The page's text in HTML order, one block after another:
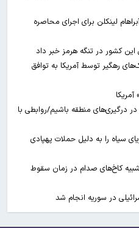
لینکلن برای اجرای محاصره
کشور در تنگه هرمز خبر داد
رهگیر توسط آمریکا به توافق
درگیری‌های منطقه باشیم/روابطی با
سیاه را به دلیل حملات پهپادی
کاخ‌های صدام در زمان سقوط
در سوریه انجام شد